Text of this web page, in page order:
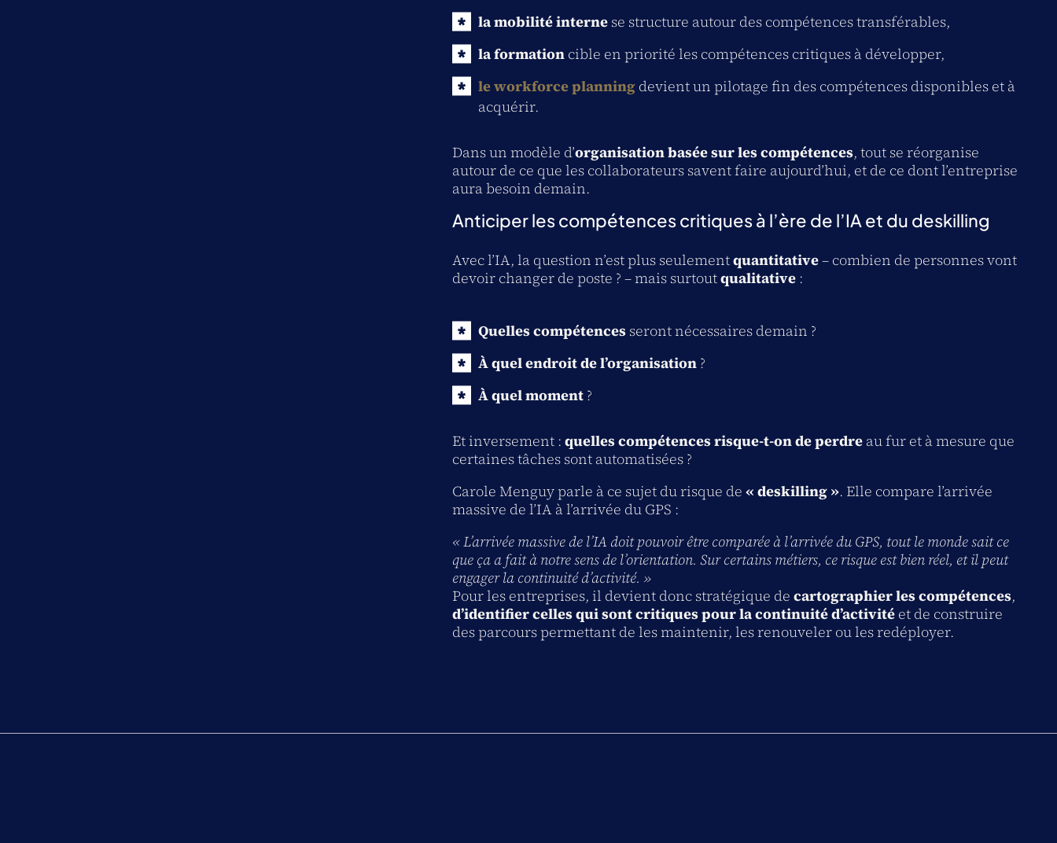
la mobilité internese structure autour des compétences transférables,
la formationcible en priorité les compétences critiques à développer,
le workforce planningdevient un pilotage fin des compétences disponibles et à
acquérir.
Dans un modèle d’organisation basée sur les compétences, tout se réorganise
autour de ce que les collaborateurs savent faire aujourd’hui, et de ce dont l’entreprise
aura besoin demain.
Anticiper les compétences critiques à l’ère de l’IA et du deskilling
Avec l’IA, la question n’est plus seulementquantitative– combien de personnes vont
devoir changer de poste ? – mais surtoutqualitative:
Quelles compétencesseront nécessaires demain ?
À quel endroit de l’organisation?
À quel moment?
Et inversement : quelles compétences risque-t-on de perdreau fur et à mesure que
certaines tâches sont automatisées ?
Carole Menguy parle à ce sujet du risque de « deskilling ». Elle compare l’arrivée
massive de l’IA à l’arrivée du GPS :
« L’arrivée massive de l’IA doit pouvoir être comparée à l’arrivée du GPS, tout le monde sait ce
que ça a fait à notre sens de l’orientation. Sur certains métiers, ce risque est bien réel, et il peut
engager la continuité d’activité. »
Pour les entreprises, il devient donc stratégique de cartographier les compétences,
d’identifier celles qui sont critiques pour la continuité d’activitéet de construire
des parcours permettant de les maintenir, les renouveler ou les redéployer.